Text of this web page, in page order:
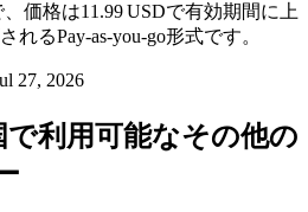
価格は11.99 USDで有効期間に上
るPay‑as‑you‑go形式です。
27, 2026
利用可能なその他の